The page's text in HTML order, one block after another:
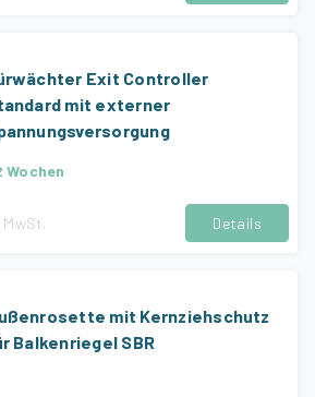
Exit Controller
mit externer
Wochen
MwSt. Details
mit Kernziehschutz
Balkenriegel SBR